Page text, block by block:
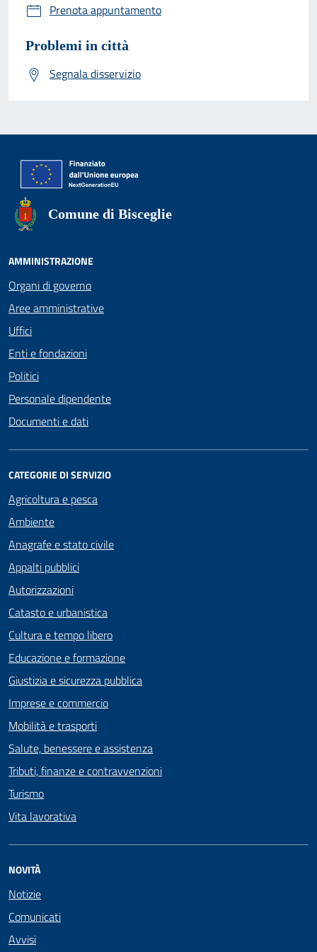
Prenota appuntamento
Problemi in città
Segnala disservizio
Comune di Bisceglie
AMMINISTRAZIONE
Organi di governo
Aree amministrative
Uffici
Enti e fondazioni
Politici
Personale dipendente
Documenti e dati
CATEGORIE DI SERVIZIO
Agricoltura e pesca
Ambiente
Anagrafe e stato civile
Appalti pubblici
Autorizzazioni
Catasto e urbanistica
Cultura e tempo libero
Educazione e formazione
Giustizia e sicurezza pubblica
Imprese e commercio
Mobilità e trasporti
Salute, benessere e assistenza
Tributi, finanze e contravvenzioni
Turismo
Vita lavorativa
NOVITÀ
Notizie
Comunicati
Avvisi